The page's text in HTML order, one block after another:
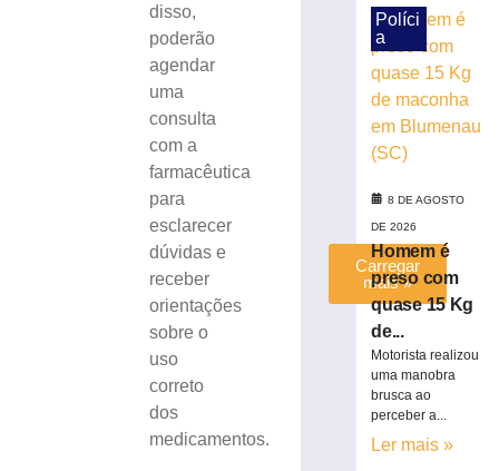
disso,
poderão
agendar
uma
consulta
com a
farmacêutica
para
esclarecer
dúvidas e
receber
orientações
sobre o
uso
correto
dos
medicamentos.
Brusque
Carregar
mais »
Políci
a
8 DE AGOSTO
DE 2026
Homem é
preso com
quase 15 Kg
de...
Motorista realizou
uma manobra
brusca ao
perceber a...
Ler mais »